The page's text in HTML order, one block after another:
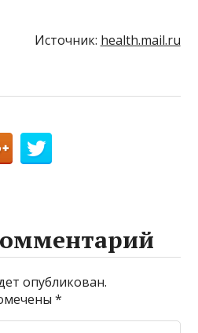
Источник: health.mail.ru
опубликован.
*